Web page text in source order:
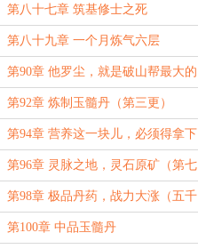
我小罗记下了！
第八十七章 筑基修士之死
第八十九章 一个月炼气六层
第90章 他罗尘，就是破山帮最大的
硕鼠（第一更））
第92章 炼制玉髓丹（第三更）
第94章 营养这一块儿，必须得拿下
（盟主滕骨泡面加更）））
第96章 灵脉之地，灵石原矿（第七
更求订阅）
第98章 极品丹药，战力大涨（五千
字大章求订阅）
第100章 中品玉髓丹